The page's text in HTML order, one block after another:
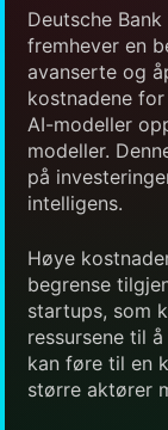
Deutsche
fremhever en
avanserte og
kostnadene
AI-modeller
modeller.
på
intelligens.
Høye
begrense
startups, som
ressursene til
kan føre til en
større aktører